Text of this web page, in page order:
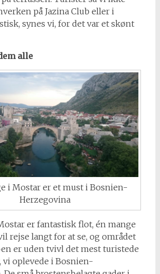
på Jazina Club eller i
synes vi, for det var et skønt
alle
i Mostar er et must i Bosnien-
Herzegovina
er fantastisk flot, én mange
rejse langt for at se, og området
er uden tvivl det mest turistede
vi oplevede i Bosnien-